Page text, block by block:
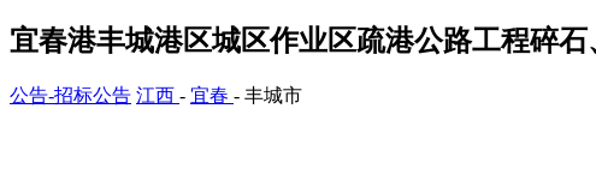
宜春港丰城港区城区作业区疏港公路工程碎
公告-招标公告 江西 - 宜春 - 丰城市